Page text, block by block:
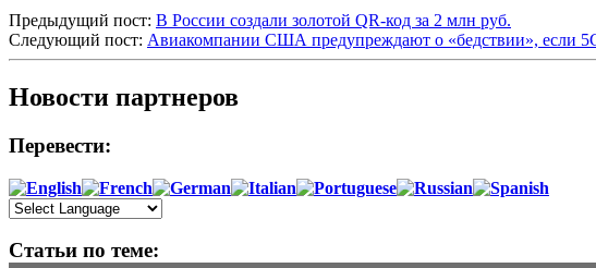
Предыдущий пост: В России создали золотой QR-код за 2 млн руб.
Следующий пост: Авиакомпании США предупреждают о «бедствии», если
Новости партнеров
Перевести:
Статьи по теме: